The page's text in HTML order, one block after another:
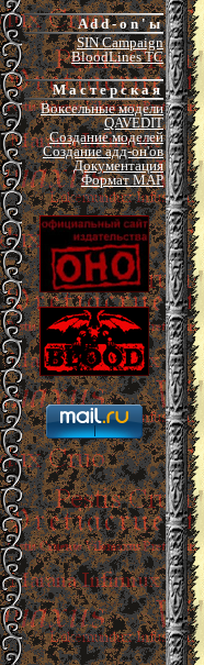
A d d - o n ' ы
SIN Campaign
BloodLines TC
М а с т е р с к а я
Воксельные модели
QAVEDIT
Создание моделей
Создание адд-он'ов
Документация
Формат MAP